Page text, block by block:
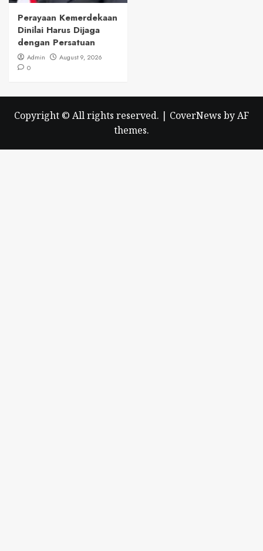
Perayaan Kemerdekaan
Dinilai Harus Dijaga
dengan Persatuan
Admin
August 9, 2026
0
Copyright © All rights reserved. | CoverNews by AF
themes.